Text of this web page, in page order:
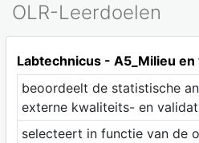
OLR-Leerdoelen
Labtechnicus - A5_Milieu
beoordeelt de statistische
externe kwaliteits- en
selecteert in functie van de